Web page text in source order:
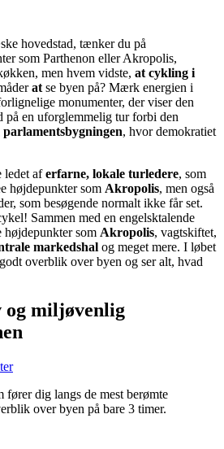
hovedstad, tænker du på
som Parthenon eller Akropolis,
men hvem vidste, at cykling i
at se byen på? Mærk energien i
monumenter, der viser den
på en uforglemmelig tur forbi den
parlamentsbygningen, hvor demokratiet
ledet aferfarne, lokale turledere, som
højdepunkter som Akropolis, men også
som besøgende normalt ikke får set.
Sammen med en engelsktalende
højdepunkter som Akropolis, vagtskiftet,
markedshal og meget mere. I løbet
overblik over byen og ser alt, hvad
og miljøvenlig
fører dig langs de mest berømte
over byen på bare 3 timer.